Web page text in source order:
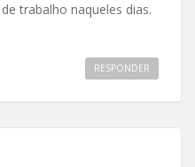
trabalho naqueles dias.
RESPONDER